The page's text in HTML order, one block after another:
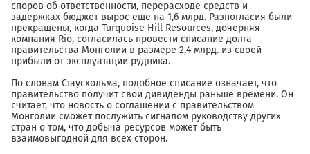
споров об ответственности, перерасходе средств и
задержках бюджет вырос еще на 1,6 млрд. Разногласия были
прекращены, когда Turquoise Hill Resources, дочерняя
компания Rio, согласилась провести списание долга
правительства Монголии в размере 2,4 млрд. из своей
прибыли от эксплуатации рудника.
По словам Стаусхольма, подобное списание означает, что
правительство получит свои дивиденды раньше времени. Он
считает, что новость о соглашении с правительством
Монголии сможет послужить сигналом руководству других
стран о том, что добыча ресурсов может быть
взаимовыгодной для всех сторон.